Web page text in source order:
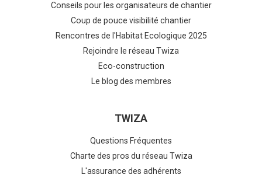
Conseils pour les organisateurs de chantier
Coup de pouce visibilité chantier
Rencontres de l'Habitat Ecologique 2025
Rejoindre le réseau Twiza
Eco-construction
Le blog des membres
TWIZA
Questions Fréquentes
Charte des pros du réseau Twiza
L'assurance des adhérents